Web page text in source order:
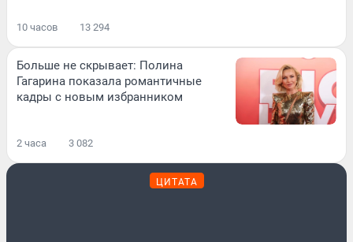
10 часов 13 294
Больше не скрывает: Полина
Гагарина показала романтичные
кадры с новым избранником
2 часа 3 082
ЦИТАТА